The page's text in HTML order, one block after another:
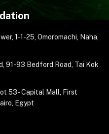
1-1-25, Omoromachi, Naha,
91-93 Bedford Road, Tai Kok
53 - Capital Mall,
First
Egypt